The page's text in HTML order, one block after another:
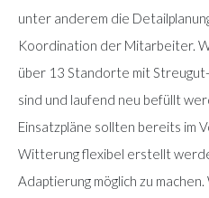
unter anderem die
Koordination der Mitarbeiter.
über 13 Standorte mit
sind und laufend neu befüllt
Einsatzpläne sollten bereits im
Witterung flexibel erstellt
Adaptierung möglich zu